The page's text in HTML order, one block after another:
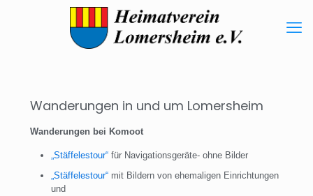
Wanderungen in und um Lomersheim
Wanderungen bei Komoot
„Stäffelestour“ für Navigationsgeräte- ohne Bilder
„Stäffelestour“ mit Bildern von ehemaligen Einrichtungen
und